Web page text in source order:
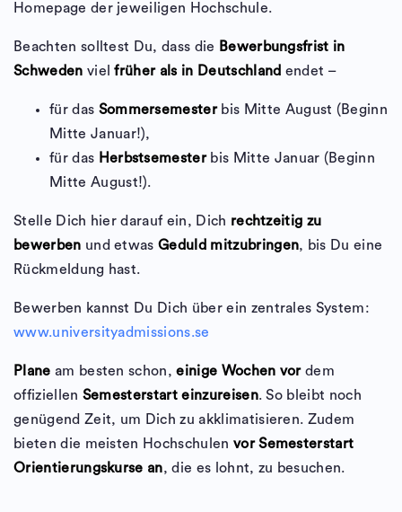
Homepage der jeweiligen Hochschule.
Beachten solltest Du, dass die Bewerbungsfrist in
Schweden vielfrüher als in Deutschland endet –
für das Sommersemesterbis Mitte August (Beginn
Mitte Januar!),
für das Herbstsemesterbis Mitte Januar (Beginn
Mitte August!).
Stelle Dich hier darauf ein, Dich rechtzeitig zu
bewerben und etwasGeduld mitzubringen, bis Du eine
Rückmeldung hast.
Bewerben kannst Du Dich über ein zentrales System:
www.universityadmissions.se
Plane am besten schon,einige Wochen vordem
offiziellen Semesterstart einzureisen. So bleibt noch
genügend Zeit, um Dich zu akklimatisieren. Zudem
bieten die meisten Hochschulen vor Semesterstart
Orientierungskurse an, die es lohnt, zu besuchen.